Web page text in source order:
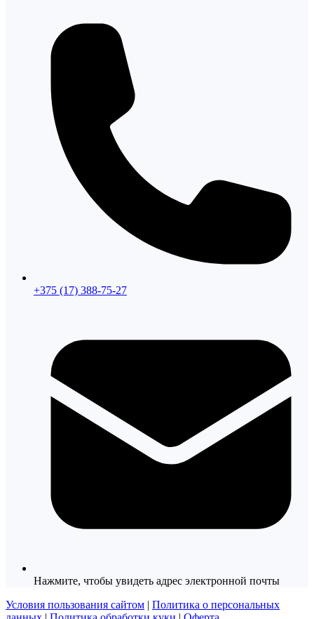
+375 (17) 388-75-27
Нажмите, чтобы увидеть адрес электронной почты
Условия пользования сайтом | Политика о персональных